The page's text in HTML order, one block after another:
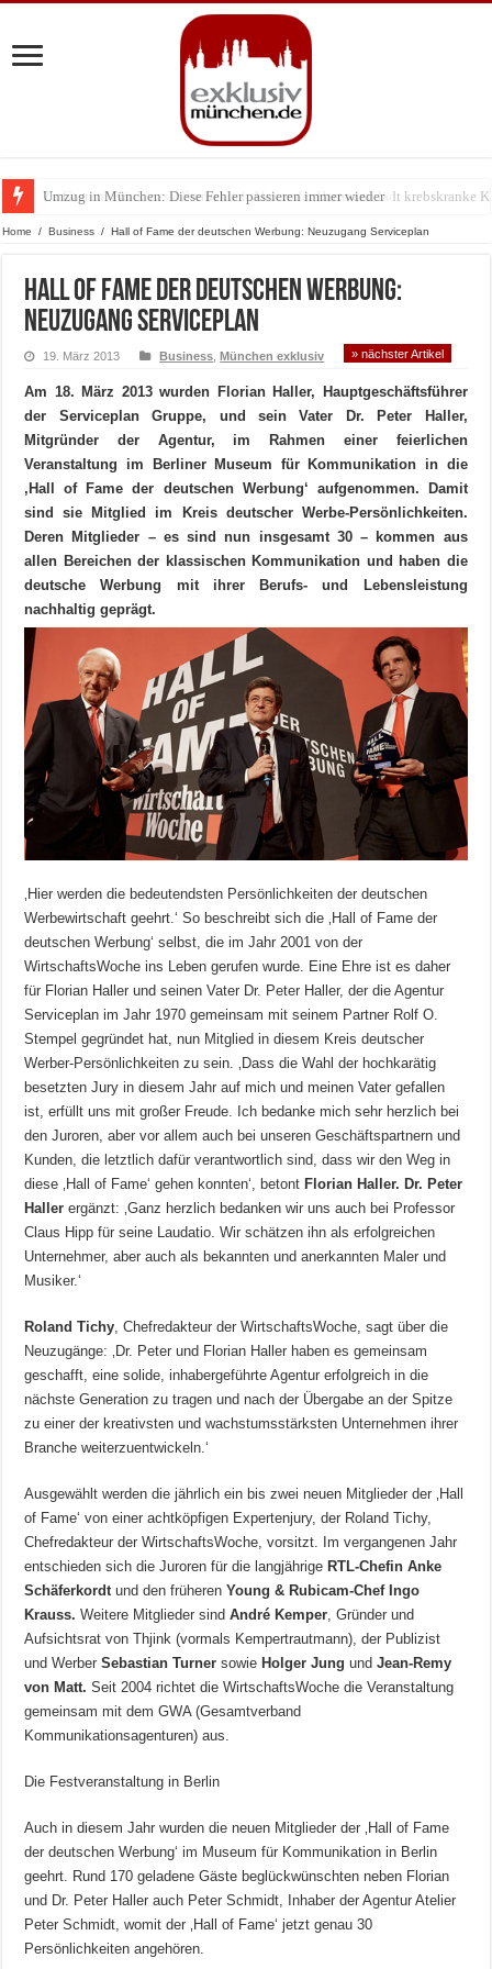
Umzug in München: Diese Fehler passieren immer wieder
Zu Gast im Fränk’ness: Sternekoch Alexander Herrmann lädt krebskranke
Home / Business / Hall of Fame der deutschen Werbung: Neuzugang Serviceplan
Hall of Fame der deutschen Werbung:
Neuzugang Serviceplan
19. März 2013 Business ,München exklusiv » nächster Artikel
Am 18. März 2013 wurden Florian Haller, Hauptgeschäftsführer
der Serviceplan Gruppe, und sein Vater Dr. Peter Haller,
Mitgründer der Agentur, im Rahmen einer feierlichen
Veranstaltung im Berliner Museum für Kommunikation in die
‚Hall of Fame der deutschen Werbung‘ aufgenommen. Damit
sind sie Mitglied im Kreis deutscher Werbe-Persönlichkeiten.
Deren Mitglieder – es sind nun insgesamt 30 – kommen aus
allen Bereichen der klassischen Kommunikation und haben die
deutsche Werbung mit ihrer Berufs- und Lebensleistung
nachhaltig geprägt.
‚Hier werden die bedeutendsten Persönlichkeiten der deutschen
Werbewirtschaft geehrt.‘ So beschreibt sich die ‚Hall of Fame der
deutschen Werbung‘ selbst, die im Jahr 2001 von der
WirtschaftsWoche ins Leben gerufen wurde. Eine Ehre ist es daher
für Florian Haller und seinen Vater Dr. Peter Haller, der die Agentur
Serviceplan im Jahr 1970 gemeinsam mit seinem Partner Rolf O.
Stempel gegründet hat, nun Mitglied in diesem Kreis deutscher
Werber-Persönlichkeiten zu sein. ‚Dass die Wahl der hochkarätig
besetzten Jury in diesem Jahr auf mich und meinen Vater gefallen
ist, erfüllt uns mit großer Freude. Ich bedanke mich sehr herzlich bei
den Juroren, aber vor allem auch bei unseren Geschäftspartnern und
Kunden, die letztlich dafür verantwortlich sind, dass wir den Weg in
diese ‚Hall of Fame‘ gehen konnten‘, betont Florian Haller. Dr. Peter
Haller ergänzt: ‚Ganz herzlich bedanken wir uns auch bei Professor
Claus Hipp für seine Laudatio. Wir schätzen ihn als erfolgreichen
Unternehmer, aber auch als bekannten und anerkannten Maler und
Musiker.‘
Roland Tichy, Chefredakteur der WirtschaftsWoche, sagt über die
Neuzugänge: ‚Dr. Peter und Florian Haller haben es gemeinsam
geschafft, eine solide, inhabergeführte Agentur erfolgreich in die
nächste Generation zu tragen und nach der Übergabe an der Spitze
zu einer der kreativsten und wachstumsstärksten Unternehmen ihrer
Branche weiterzuentwickeln.‘
Ausgewählt werden die jährlich ein bis zwei neuen Mitglieder der ‚Hall
of Fame‘ von einer achtköpfigen Expertenjury, der Roland Tichy,
Chefredakteur der WirtschaftsWoche, vorsitzt. Im vergangenen Jahr
entschieden sich die Juroren für die langjährige RTL-Chefin Anke
Schäferkordtund den früherenYoung & Rubicam-Chef Ingo
Krauss. Weitere Mitglieder sindAndré Kemper, Gründer und
Aufsichtsrat von Thjink (vormals Kempertrautmann), der Publizist
und Werber Sebastian Turner sowie Holger Jung undJean-Remy
von Matt. Seit 2004 richtet die WirtschaftsWoche die Veranstaltung
gemeinsam mit dem GWA (Gesamtverband
Kommunikationsagenturen) aus.
Die Festveranstaltung in Berlin
Auch in diesem Jahr wurden die neuen Mitglieder der ‚Hall of Fame
der deutschen Werbung‘ im Museum für Kommunikation in Berlin
geehrt. Rund 170 geladene Gäste beglückwünschten neben Florian
und Dr. Peter Haller auch Peter Schmidt, Inhaber der Agentur Atelier
Peter Schmidt, womit der ‚Hall of Fame‘ jetzt genau 30
Persönlichkeiten angehören.